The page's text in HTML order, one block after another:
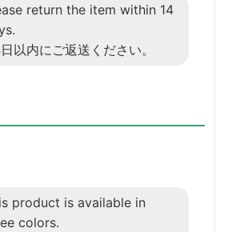
return the item within 14
以内にご返送ください。
product is available in
colors.